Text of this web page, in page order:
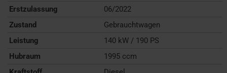
Erstzulassung
06/2022
Zustand
Gebrauchtwagen
Leistung
140 kW / 190 PS
Hubraum
1995 ccm